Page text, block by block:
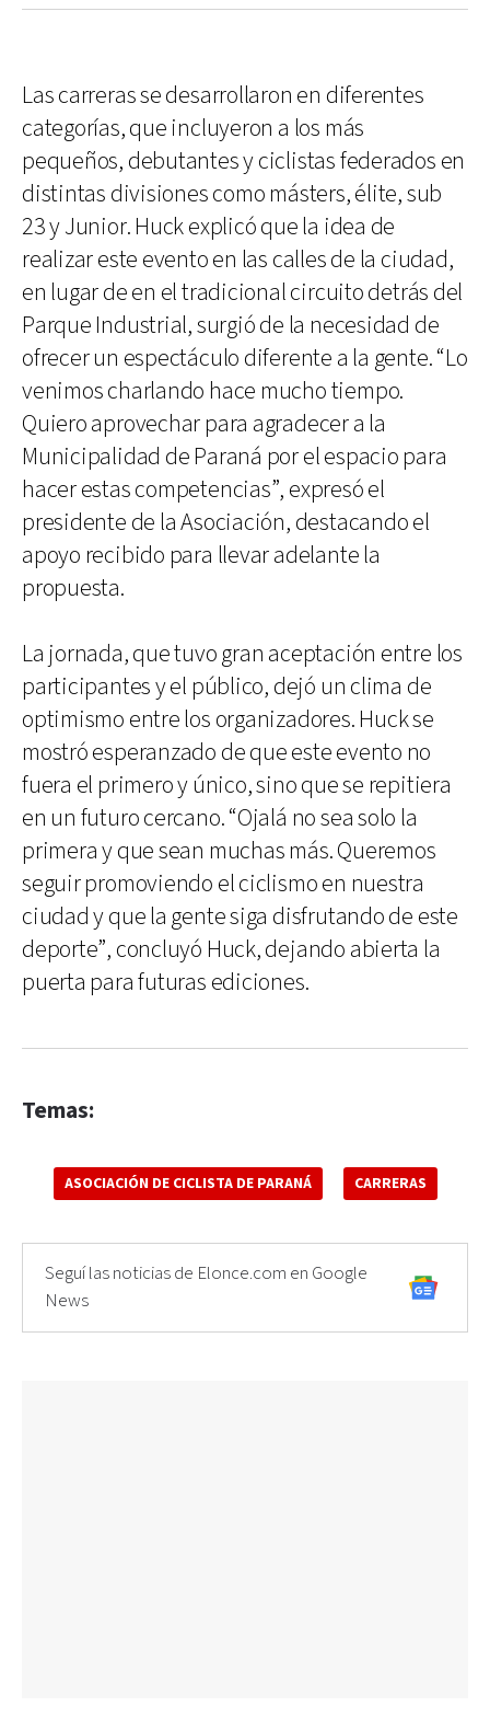
Las carreras se desarrollaron en diferentes
categorías, que incluyeron a los más
pequeños, debutantes y ciclistas federados en
distintas divisiones como másters, élite, sub
23 y Junior. Huck explicó que la idea de
realizar este evento en las calles de la ciudad,
en lugar de en el tradicional circuito detrás del
Parque Industrial, surgió de la necesidad de
ofrecer un espectáculo diferente a la gente. “Lo
venimos charlando hace mucho tiempo.
Quiero aprovechar para agradecer a la
Municipalidad de Paraná por el espacio para
hacer estas competencias”, expresó el
presidente de la Asociación, destacando el
apoyo recibido para llevar adelante la
propuesta.
La jornada, que tuvo gran aceptación entre los
participantes y el público, dejó un clima de
optimismo entre los organizadores. Huck se
mostró esperanzado de que este evento no
fuera el primero y único, sino que se repitiera
en un futuro cercano. “Ojalá no sea solo la
primera y que sean muchas más. Queremos
seguir promoviendo el ciclismo en nuestra
ciudad y que la gente siga disfrutando de este
deporte”, concluyó Huck, dejando abierta la
puerta para futuras ediciones.
Temas:
ASOCIACIÓN DE CICLISTA DE PARANÁ CARRERAS
Seguí las noticias de Elonce.com en Google
News